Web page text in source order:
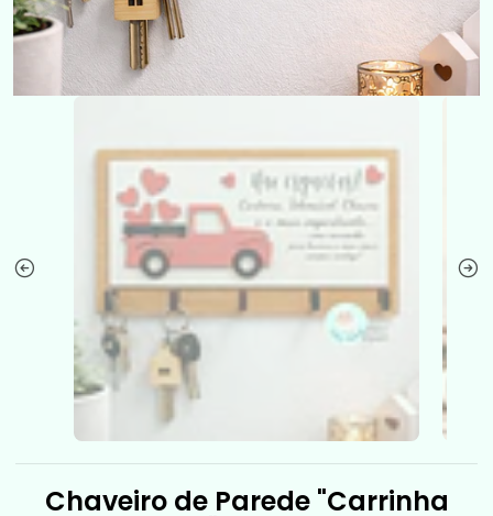
Chaveiro de Parede "Carrinha